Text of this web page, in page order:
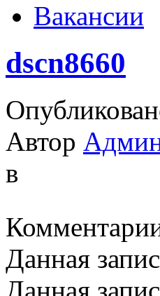
Вакансии
dscn8660
Автор
в
Данная
Данная